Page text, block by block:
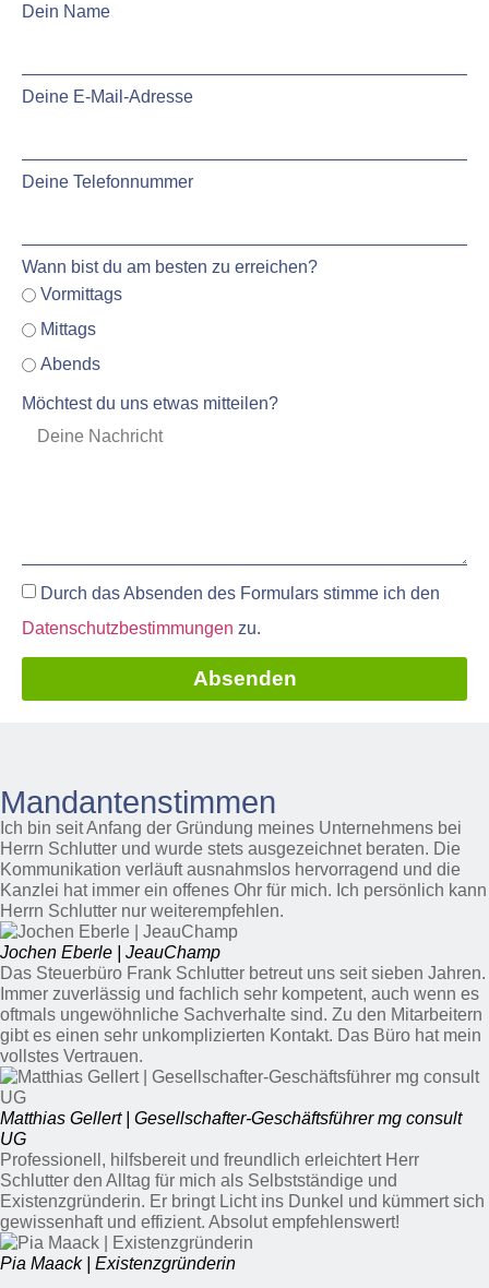
Dein Name
Deine E-Mail-Adresse
Deine Telefonnummer
Wann bist du am besten zu erreichen?
Vormittags
Mittags
Abends
Möchtest du uns etwas mitteilen?
Durch das Absenden des Formulars stimme ich den
Datenschutzbestimmungen zu.
Absenden
Mandantenstimmen
Ich bin seit Anfang der Gründung meines Unternehmens bei
Herrn Schlutter und wurde stets ausgezeichnet beraten. Die
Kommunikation verläuft ausnahmslos hervorragend und die
Kanzlei hat immer ein offenes Ohr für mich. Ich persönlich kann
Herrn Schlutter nur weiterempfehlen.
Jochen Eberle | JeauChamp
Das Steuerbüro Frank Schlutter betreut uns seit sieben Jahren.
Immer zuverlässig und fachlich sehr kompetent, auch wenn es
oftmals ungewöhnliche Sachverhalte sind. Zu den Mitarbeitern
gibt es einen sehr unkomplizierten Kontakt. Das Büro hat mein
vollstes Vertrauen.
Matthias Gellert | Gesellschafter-Geschäftsführer mg consult
UG
Professionell, hilfsbereit und freundlich erleichtert Herr
Schlutter den Alltag für mich als Selbstständige und
Existenzgründerin. Er bringt Licht ins Dunkel und kümmert sich
gewissenhaft und effizient. Absolut empfehlenswert!
Pia Maack | Existenzgründerin